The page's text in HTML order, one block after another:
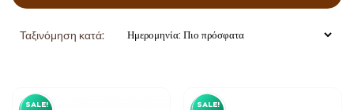
Ταξινόμηση κατά:
SALE!
SALE!